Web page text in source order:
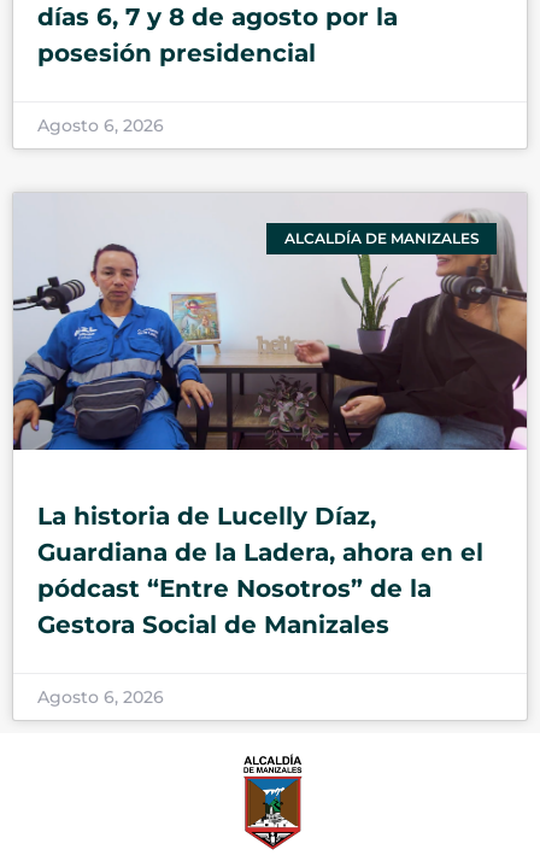
días 6, 7 y 8 de agosto por la
posesión presidencial
Agosto 6, 2026
ALCALDÍA DE MANIZALES
La historia de Lucelly Díaz,
Guardiana de la Ladera, ahora en el
pódcast “Entre Nosotros” de la
Gestora Social de Manizales
Agosto 6, 2026